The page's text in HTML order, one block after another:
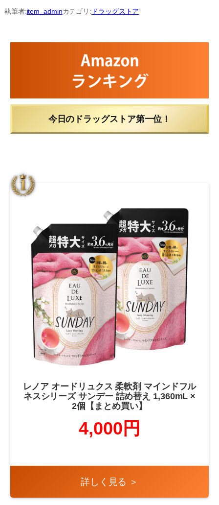
内
容
執筆者:item_adminカテゴリ: ドラッグストア
今日のドラッグストア第一位！
レノア オードリュクス 柔軟剤 マインドフル
ネスシリーズ サンデー 詰め替え 1,360mL ×
2個【まとめ買い】
4,000円
詳しく見る ＞